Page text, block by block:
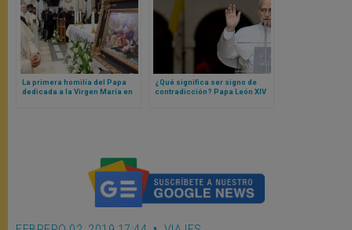
La primera homilía del Papa
dedicada a la Virgen María en
¿Qué significa ser signo de
contradicción? Papa León XIV